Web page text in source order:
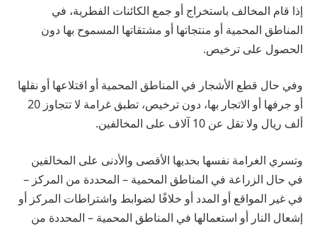
إذا قام المخالف باستخراج أو جمع الكائنات الفطرية، في
المناطق المحمية أو منتجاتها أو مشتقاتها المسموح بها دون
الحصول على ترخيص.
وفي حال قطع الأشجار في المناطق المحمية أو اقتلاعها أو نقلها
أو جرفها أو الاتجار بها، دون ترخيص، تطبق غرامة لا تتجاوز 20
ألف ريال ولا تقل عن 10 آلاف على المخالفين.
وتسري الغرامة نفسها بحديها الأقصى والأدنى على المخالفين
في حال الزراعة في المناطق المحمية – المحددة من المركز –
في غير المواقع أو المدد أو خلافًا لضوابط واشتراطات المركز أو
إشعال النار أو استعمالها في المناطق المحمية – المحددة من